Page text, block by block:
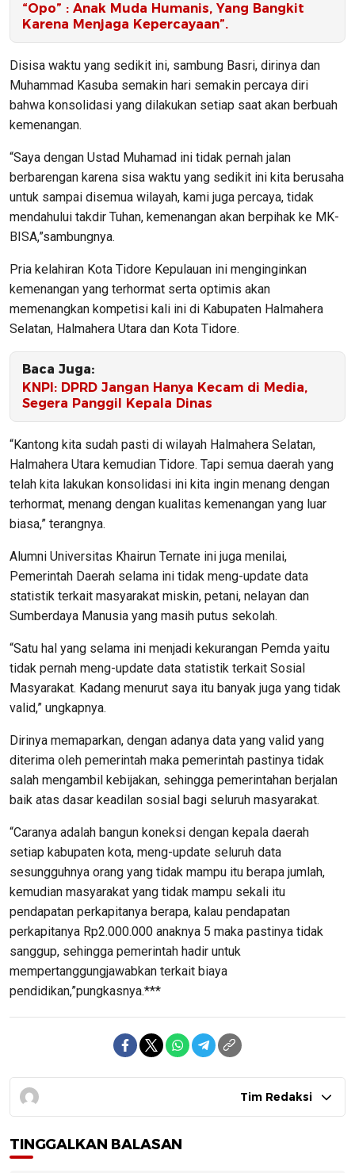
“Opo” : Anak Muda Humanis, Yang Bangkit
Karena Menjaga Kepercayaan”.
Disisa waktu yang sedikit ini, sambung Basri, dirinya dan
Muhammad Kasuba semakin hari semakin percaya diri
bahwa konsolidasi yang dilakukan setiap saat akan berbuah
kemenangan.
“Saya dengan Ustad Muhamad ini tidak pernah jalan
berbarengan karena sisa waktu yang sedikit ini kita berusaha
untuk sampai disemua wilayah, kami juga percaya, tidak
mendahului takdir Tuhan, kemenangan akan berpihak ke MK-
BISA,”sambungnya.
Pria kelahiran Kota Tidore Kepulauan ini menginginkan
kemenangan yang terhormat serta optimis akan
memenangkan kompetisi kali ini di Kabupaten Halmahera
Selatan, Halmahera Utara dan Kota Tidore.
Baca Juga:
KNPI: DPRD Jangan Hanya Kecam di Media,
Segera Panggil Kepala Dinas
“Kantong kita sudah pasti di wilayah Halmahera Selatan,
Halmahera Utara kemudian Tidore. Tapi semua daerah yang
telah kita lakukan konsolidasi ini kita ingin menang dengan
terhormat, menang dengan kualitas kemenangan yang luar
biasa,” terangnya.
Alumni Universitas Khairun Ternate ini juga menilai,
Pemerintah Daerah selama ini tidak meng-update data
statistik terkait masyarakat miskin, petani, nelayan dan
Sumberdaya Manusia yang masih putus sekolah.
“Satu hal yang selama ini menjadi kekurangan Pemda yaitu
tidak pernah meng-update data statistik terkait Sosial
Masyarakat. Kadang menurut saya itu banyak juga yang tidak
valid,” ungkapnya.
Dirinya memaparkan, dengan adanya data yang valid yang
diterima oleh pemerintah maka pemerintah pastinya tidak
salah mengambil kebijakan, sehingga pemerintahan berjalan
baik atas dasar keadilan sosial bagi seluruh masyarakat.
“Caranya adalah bangun koneksi dengan kepala daerah
setiap kabupaten kota, meng-update seluruh data
sesungguhnya orang yang tidak mampu itu berapa jumlah,
kemudian masyarakat yang tidak mampu sekali itu
pendapatan perkapitanya berapa, kalau pendapatan
perkapitanya Rp2.000.000 anaknya 5 maka pastinya tidak
sanggup, sehingga pemerintah hadir untuk
mempertanggungjawabkan terkait biaya
pendidikan,”pungkasnya.***
Tim Redaksi
TINGGALKAN BALASAN